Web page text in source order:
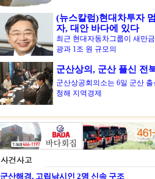
(뉴스칼럼)현대차투자
자, 대안 바다에 있다
최근 현대자동차그룹이 새만
광과 1조 원 규모의
군산상의, 군산 플신 전
군산상공회의소는 6일 군산
청해 지역경제
군산해경, 고립낚시인 2명 신속 구조